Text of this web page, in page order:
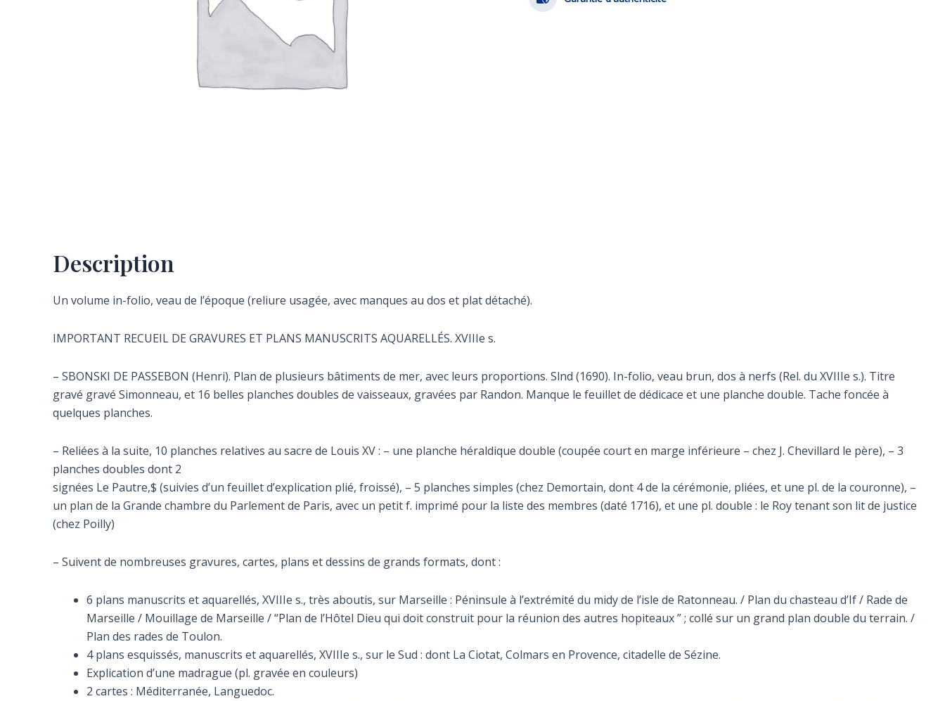
Description
Un volume in-folio, veau de l’époque (reliure usagée, avec manques au dos et plat détaché).
IMPORTANT RECUEIL DE GRAVURES ET PLANS MANUSCRITS AQUARELLÉS. XVIIIe s.
– SBONSKI DE PASSEBON (Henri). Plan de plusieurs bâtiments de mer, avec leurs proportions. Slnd (1690). In-folio, veau brun, dos à nerfs (Rel. du XVIIIe s.). Titre
gravé gravé Simonneau, et 16 belles planches doubles de vaisseaux, gravées par Randon. Manque le feuillet de dédicace et une planche double. Tache foncée à
quelques planches.
– Reliées à la suite, 10 planches relatives au sacre de Louis XV : – une planche héraldique double (coupée court en marge inférieure – chez J. Chevillard le père), – 3
planches doubles dont 2
signées Le Pautre,$ (suivies d’un feuillet d’explication plié, froissé), – 5 planches simples (chez Demortain, dont 4 de la cérémonie, pliées, et une pl. de la couronne), –
un plan de la Grande chambre du Parlement de Paris, avec un petit f. imprimé pour la liste des membres (daté 1716), et une pl. double : le Roy tenant son lit de justice
(chez Poilly)
– Suivent de nombreuses gravures, cartes, plans et dessins de grands formats, dont :
6 plans manuscrits et aquarellés, XVIIIe s., très aboutis, sur Marseille : Péninsule à l’extrémité du midy de l’isle de Ratonneau. / Plan du chasteau d’If / Rade de
Marseille / Mouillage de Marseille / “Plan de l’Hôtel Dieu qui doit construit pour la réunion des autres hopiteaux ” ; collé sur un grand plan double du terrain. /
Plan des rades de Toulon.
4 plans esquissés, manuscrits et aquarellés, XVIIIe s., sur le Sud : dont La Ciotat, Colmars en Provence, citadelle de Sézine.
Explication d’une madrague (pl. gravée en couleurs)
2 cartes : Méditerranée, Languedoc.